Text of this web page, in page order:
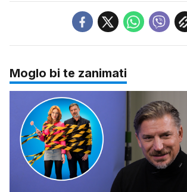
Moglo bi te zanimati